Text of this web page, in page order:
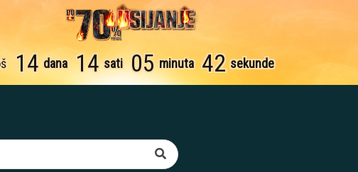
14 dana 14 sati 05 minuta 41 sekund